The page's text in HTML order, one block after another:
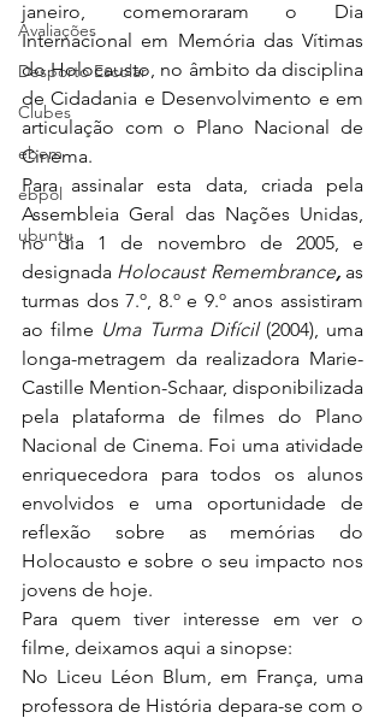
Avaliações
Desporto Escolar
Clubes
ebem
ebpol
ubuntu
janeiro, comemoraram o Dia
Internacional em Memória das Vítimas
do Holocausto, no âmbito da disciplina
de Cidadania e Desenvolvimento e em
articulação com o Plano Nacional de
Cinema.
Para assinalar esta data, criada pela
Assembleia Geral das Nações Unidas,
no dia 1 de novembro de 2005, e
designada Holocaust Remembrance, as
turmas dos 7.º, 8.º e 9.º anos assistiram
ao filme Uma Turma Difícil (2004), uma
longa-metragem da realizadora Marie-
Castille Mention-Schaar, disponibilizada
pela plataforma de filmes do Plano
Nacional de Cinema. Foi uma atividade
enriquecedora para todos os alunos
envolvidos e uma oportunidade de
reflexão sobre as memórias do
Holocausto e sobre o seu impacto nos
jovens de hoje.
Para quem tiver interesse em ver o
filme, deixamos aqui a sinopse:
No Liceu Léon Blum, em França, uma
professora de História depara-se com o